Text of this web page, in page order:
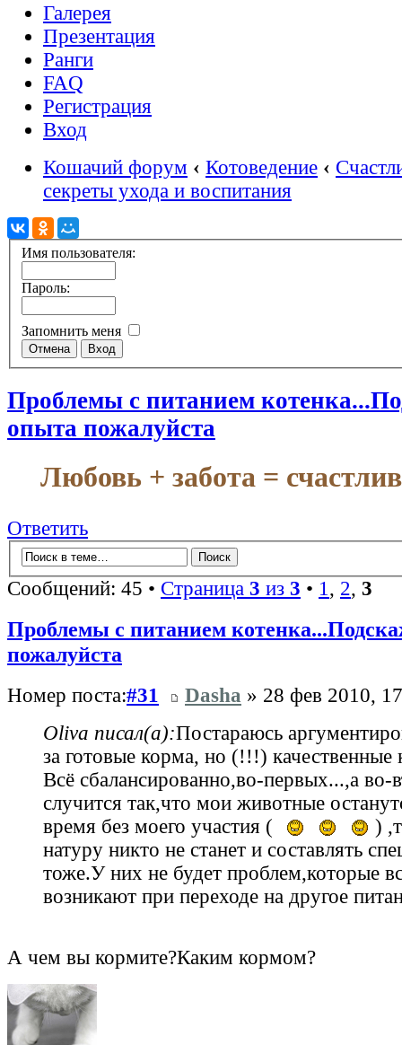
Галерея
Презентация
Ранги
FAQ
Регистрация
Вход
Кошачий форум ‹ Котоведение ‹
секреты ухода и воспитания
Имя пользователя:
Пароль:
Запомнить меня
Проблемы с питанием
опыта пожалуйста
Любовь + забота =
Ответить
Сообщений: 45 • Страница 3 из 3 • 1 , 2, 3
Проблемы с питанием
пожалуйста
Номер поста:#31 Dasha » 28 фев 2010,
Oliva писал(а):Постараюсь
за готовые корма, но (!!!) качественные
Всё сбалансированно,во-первых...,а во-
случится так,что мои животные
время без моего участия (
)
натуру никто не станет и составлять
тоже.У них не будет проблем,которые
возникают при переходе на другое
А чем вы кормите?Каким кормом?